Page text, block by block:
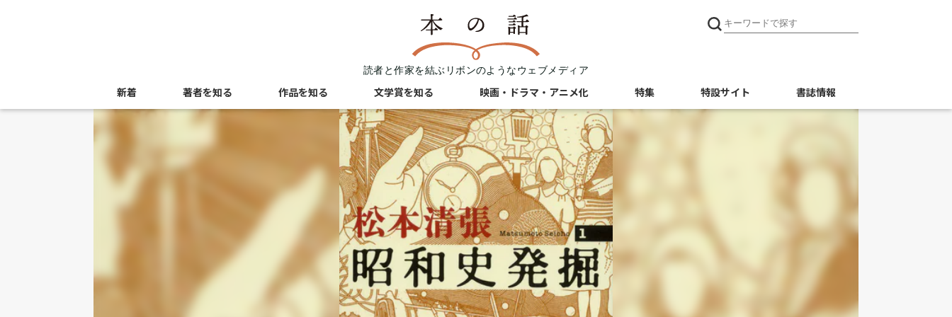
読者と作家を結ぶリボンのようなウェブメディア
新着 著者を知る 作品を知る 文学賞を知る 映画・ドラマ・アニメ化 特集 特設サイト 書誌情報